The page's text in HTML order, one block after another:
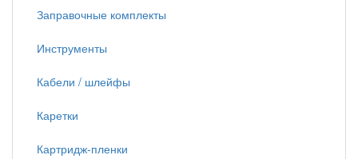
Заправочные комплекты
Инструменты
Кабели / шлейфы
Каретки
Картридж-пленки